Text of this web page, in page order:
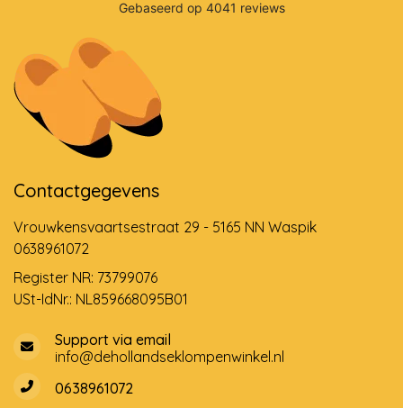
Contactgegevens
Vrouwkensvaartsestraat 29 - 5165 NN Waspik
0638961072
Register NR: 73799076
USt-IdNr.: NL859668095B01
Support via email
info@dehollandseklompenwinkel.nl
0638961072